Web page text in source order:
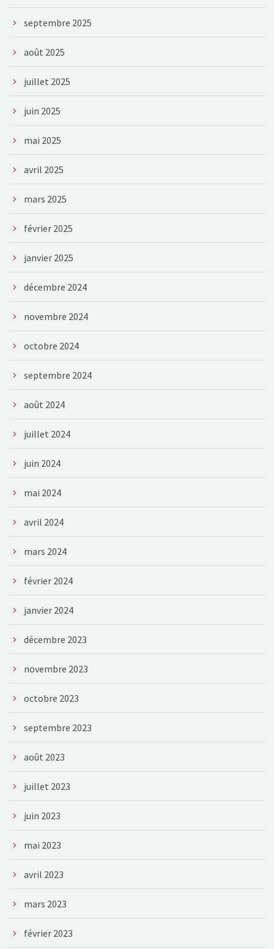
septembre 2025
août 2025
juillet 2025
juin 2025
mai 2025
avril 2025
mars 2025
février 2025
janvier 2025
décembre 2024
novembre 2024
octobre 2024
septembre 2024
août 2024
juillet 2024
juin 2024
mai 2024
avril 2024
mars 2024
février 2024
janvier 2024
décembre 2023
novembre 2023
octobre 2023
septembre 2023
août 2023
juillet 2023
juin 2023
mai 2023
avril 2023
mars 2023
février 2023